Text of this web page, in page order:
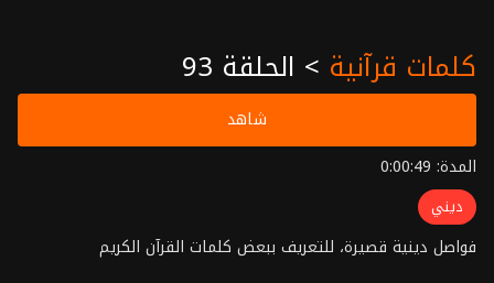
كلمات قرآنية > الحلقة 93
شاهد
المدة: 0:00:49
ديني
فواصل دينية قصيرة، للتعريف ببعض كلمات القرآن الكريم